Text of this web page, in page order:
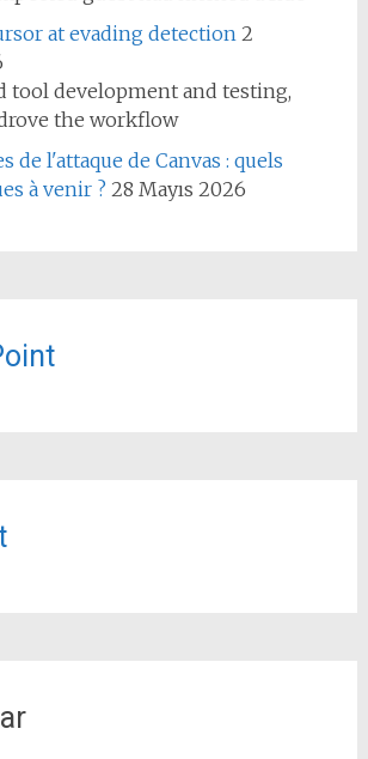
at evading detection 2
tool development and testing,
the workflow
de l'attaque de Canvas : quels
à venir ? 28 Mayıs 2026